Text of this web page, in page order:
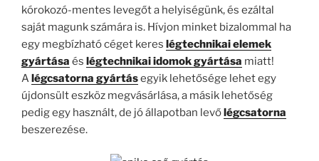
kórokozó-mentes levegőt a helyiségünk, és ezáltal
saját magunk számára is. Hívjon minket bizalommal ha
egy megbízható céget keres légtechnikai elemek
gyártása és légtechnikai idomok gyártása miatt!
Alégcsatorna gyártásegyik lehetősége lehet egy
újdonsült eszköz megvásárlása, a másik lehetőség
pedig egy használt, de jó állapotban levőlégcsatorna
beszerezése.